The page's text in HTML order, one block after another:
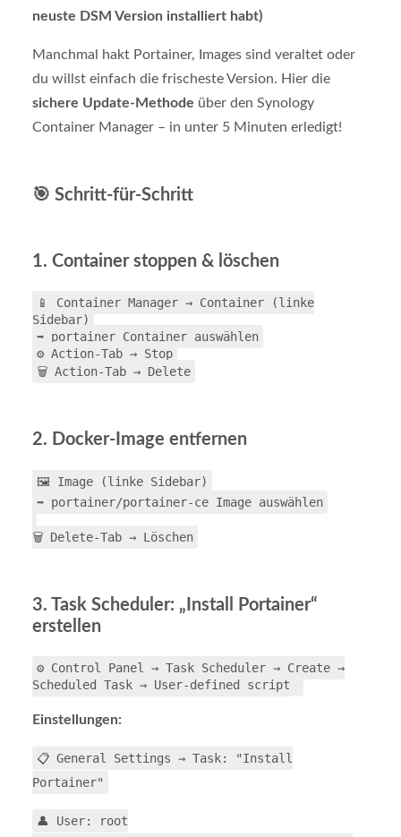
neuste DSM Version installiert habt)
Manchmal hakt Portainer, Images sind veraltet oder
du willst einfach die frischeste Version. Hier die
sichere Update-Methode über den Synology
Container Manager – in unter 5 Minuten erledigt!
🎯 Schritt-für-Schritt
1. Container stoppen & löschen
📱 Container Manager → Container (linke
Sidebar)
➡️ portainer Container auswählen
⚙️ Action-Tab → Stop
🗑️ Action-Tab → Delete
2. Docker-Image entfernen
🖼️ Image (linke Sidebar)
➡️ portainer/portainer-ce Image auswählen
🗑️ Delete-Tab → Löschen
3. Task Scheduler: „Install Portainer“
erstellen
⚙️ Control Panel → Task Scheduler → Create →
Scheduled Task → User-defined script
Einstellungen:
📋 General Settings → Task: "Install
Portainer"
👤 User: root